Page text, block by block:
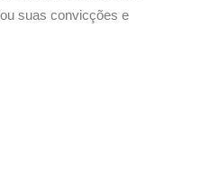
suas convicções e